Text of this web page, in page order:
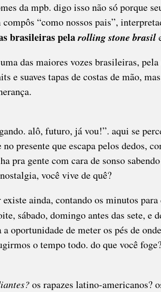
da mpb. digo isso não só porque
“como nossos pais”,
brasileiras pelarolling stone brasil
das maiores vozes brasileiras,
e suaves tapas de costas de mão,
alô, futuro, já vou!”. aqui se
presente que escapa pelos dedos,
pra gente com cara de sonso
você vive de quê?
ainda, contando os minutos
sábado, domingo antes das sete, e
oportunidade de meter os pés de
o tempo todo. do que você
os rapazes latino-americanos?